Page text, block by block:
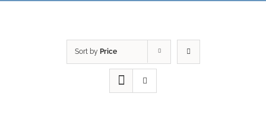
Sort by Price